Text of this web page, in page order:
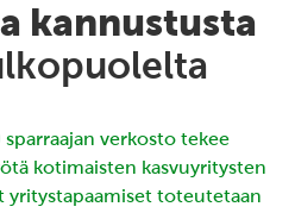
kannustusta
verkosto tekee
kotimaisten kasvuyritysten
yritystapaamiset toteutetaan